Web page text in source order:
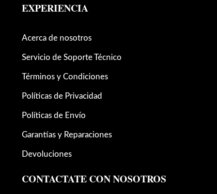
EXPERIENCIA
Acerca de nosotros
Servicio de Soporte Técnico
Términos y Condiciones
Políticas de Privacidad
Políticas de Envío
Garantías y Reparaciones
Devoluciones
CONTACTATE CON NOSOTROS